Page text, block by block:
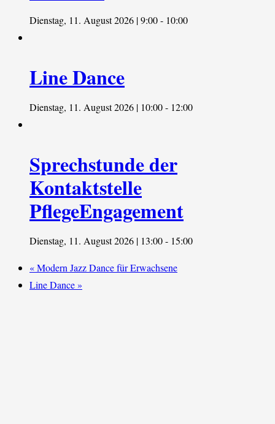
Dienstag, 11. August 2026 | 9:00- 10:00
Line Dance
Dienstag, 11. August 2026 | 10:00- 12:00
Sprechstunde der
Kontaktstelle
PflegeEngagement
Dienstag, 11. August 2026 | 13:00- 15:00
«Modern Jazz Dance für Erwachsene
Line Dance»